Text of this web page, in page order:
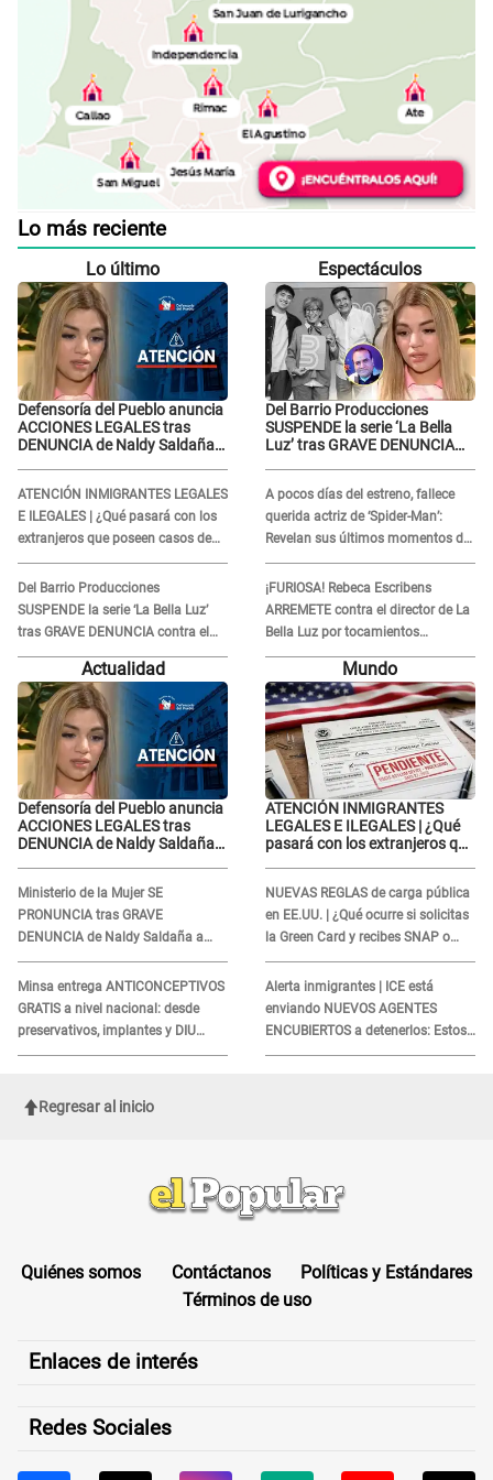
Lo más reciente
Lo último
Defensoría del Pueblo anuncia
ACCIONES LEGALES tras
DENUNCIA de Naldy Saldaña
ATENCIÓN INMIGRANTES LEGALES
E ILEGALES | ¿Qué pasará con los
extranjeros que poseen casos de
asilo pendientes en agosto 2026?
Del Barrio Producciones
SUSPENDE la serie ‘La Bella Luz’
tras GRAVE DENUNCIA contra el
director musical César Sánchez
Chavesta: "No podemos..."
Espectáculos
Del Barrio Producciones
SUSPENDE la serie ‘La Bella
Luz’ tras GRAVE DENUNCIA
podemos..."
A pocos días del estreno, fallece
querida actriz de ‘Spider-Man’:
Revelan sus últimos momentos de
vida
¡FURIOSA! Rebeca Escribens
ARREMETE contra el director de La
Bella Luz por tocamientos
indebidos a la exintegrante Naldy
Saldaña: "Tiene que irse a la cárcel"
Actualidad
Defensoría del Pueblo anuncia
ACCIONES LEGALES tras
DENUNCIA de Naldy Saldaña
Ministerio de la Mujer SE
PRONUNCIA tras GRAVE
DENUNCIA de Naldy Saldaña a
director de orquesta "La Bella Luz"
Minsa entrega ANTICONCEPTIVOS
GRATIS a nivel nacional: desde
preservativos, implantes y DIU
hasta esta FECHA
Mundo
ATENCIÓN INMIGRANTES
LEGALES E ILEGALES | ¿Qué
pasará con los extranjeros que
NUEVAS REGLAS de carga pública
en EE.UU. | ¿Qué ocurre si solicitas
la Green Card y recibes SNAP o
Medicaid?
Alerta inmigrantes | ICE está
enviando NUEVOS AGENTES
ENCUBIERTOS a detenerlos: Estos
son los disfraces más frecuentes
Regresar al inicio
Quiénes somos Contáctanos
Políticas y Estándares
Términos de uso
Enlaces de interés
Redes Sociales